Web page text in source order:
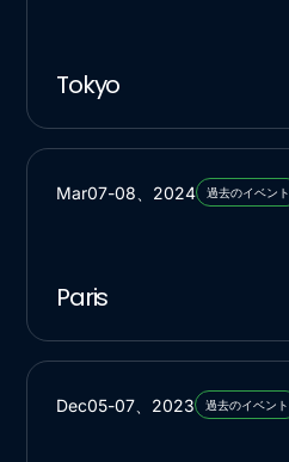
Tokyo
Mar07-08 2024 過去のイベント
Paris
Dec05-07 2023 過去のイベント